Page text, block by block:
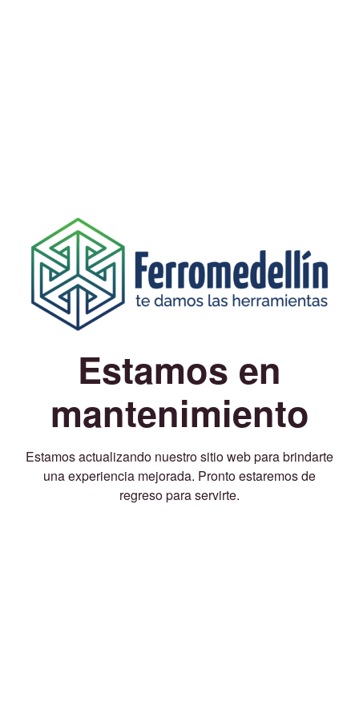
Estamos en
mantenimiento
Estamos actualizando nuestro sitio web para brindarte
una experiencia mejorada. Pronto estaremos de
regreso para servirte.